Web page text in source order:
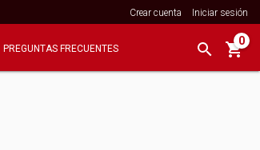
Crear cuenta Iniciar sesión
PREGUNTAS FRECUENTES
0